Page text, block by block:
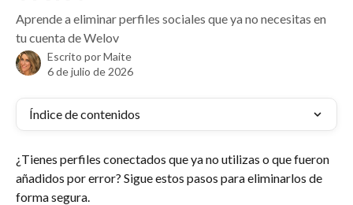
Aprende a eliminar perfiles sociales que ya no necesitas en
tu cuenta de Welov
Escrito porMaite
6 de julio de 2026
Índice de contenidos
¿Tienes perfiles conectados que ya no utilizas o que fueron
añadidos por error? Sigue estos pasos para eliminarlos de
forma segura.